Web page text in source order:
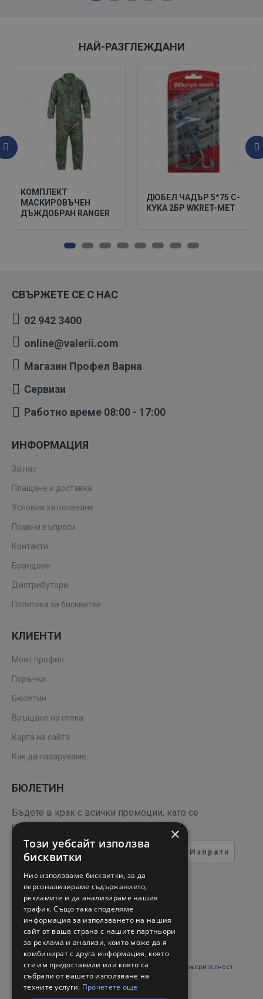
НАЙ-РАЗГЛЕЖДАНИ
КОМПЛЕКТ
МАСКИРОВЪЧЕН
ДЪЖДОБРАН RANGER
ДЮБЕЛ ЧАДЪР 5*75 C-
КУКА 2БР WKRET-MET
СВЪРЖЕТЕ СЕ С НАС
02 942 3400
online@valerii.com
Магазин Профел Варна
Сервизи
Работно време 08:00 - 17:00
ИНФОРМАЦИЯ
За нас
Плащане и доставка
Условия за ползване
Правни въпроси
Контакти
Брандове
Дистрибутори
Политика за бисквитки
КЛИЕНТИ
Моят профил
Поръчки
Бюлетин
Връщане на стока
Карта на сайта
Как да пазаруваме
БЮЛЕТИН
Бъдете в крак с всички промоции, като се
регистрирате за нашия бюлетин
Изпрати
ТЕСТ ЗА СИГУРНОСТ
Въведете кода в полето
отдолу
Прочетох и съм съгласен с Правни въпроси и поверителност
×
Този уебсайт използва
бисквитки
Ние използваме бисквитки, за да
персонализираме съдържанието,
рекламите и да анализираме нашия
трафик. Също така споделяме
информация за използването на нашия
сайт от ваша страна с нашите партньори
за реклама и анализи, които може да я
комбинират с друга информация, която
сте им предоставили или която са
събрали от вашето използване на
техните услуги. Прочетете още